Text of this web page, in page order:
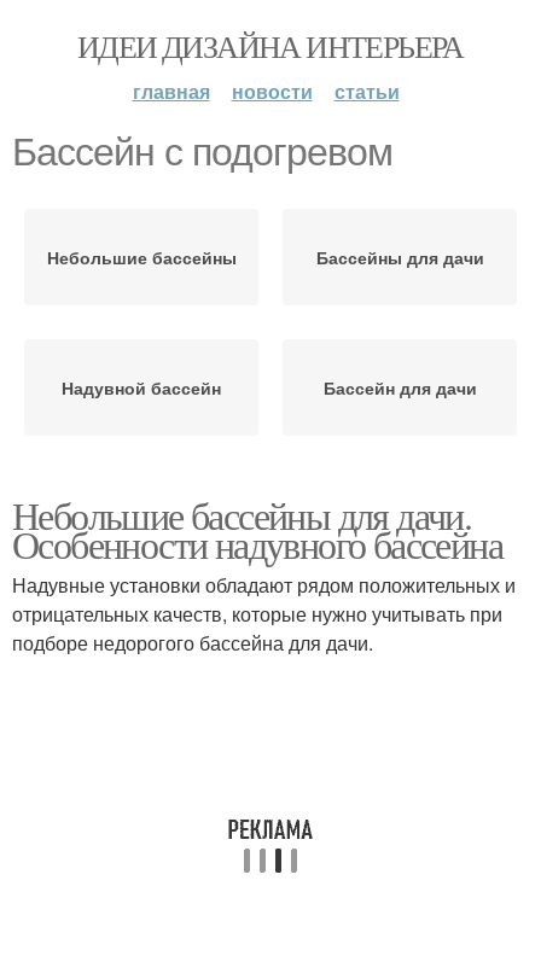
ИДЕИ ДИЗАЙНА ИНТЕРЬЕРА
главная новости статьи
Бассейн с подогревом
Небольшие бассейны Бассейны для дачи
Надувной бассейн Бассейн для дачи
Небольшие бассейны для дачи.
Особенности надувного бассейна
Надувные установки обладают рядом положительных и
отрицательных качеств, которые нужно учитывать при
подборе недорогого бассейна для дачи.